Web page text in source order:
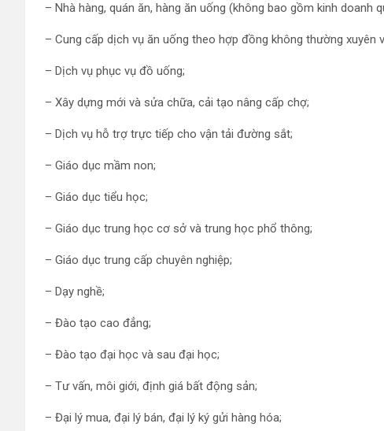
– Nhà hàng, quán ăn, hàng ăn uống (không bao gồm kinh doanh
– Cung cấp dịch vụ ăn uống theo hợp đồng không thường xuyên
– Dịch vụ phục vụ đồ uống;
– Xây dựng mới và sửa chữa, cải tạo nâng cấp chợ;
– Dịch vụ hỗ trợ trực tiếp cho vận tải đường sắt;
– Giáo dục mầm non;
– Giáo dục tiểu học;
– Giáo dục trung học cơ sở và trung học phổ thông;
– Giáo dục trung cấp chuyên nghiệp;
– Dạy nghề;
– Đào tạo cao đẳng;
– Đào tạo đại học và sau đại học;
– Tư vấn, môi giới, định giá bất động sản;
– Đại lý mua, đại lý bán, đại lý ký gửi hàng hóa;